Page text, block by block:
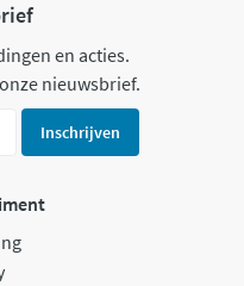
en acties.
nieuwsbrief.
Inschrijven